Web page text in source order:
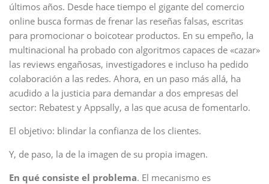
últimos años. Desde hace tiempo el gigante del comercio
online busca formas de frenar las reseñas falsas, escritas
para promocionar o boicotear productos. En su empeño, la
multinacional ha probado con algoritmos capaces de «cazar»
las reviews engañosas, investigadores e incluso ha pedido
colaboración a las redes. Ahora, en un paso más allá, ha
acudido a la justicia para demandar a dos empresas del
sector: Rebatest y Appsally, a las que acusa de fomentarlo.
El objetivo: blindar la confianza de los clientes.
Y, de paso, la de la imagen de su propia imagen.
En qué consiste el problema. El mecanismo es